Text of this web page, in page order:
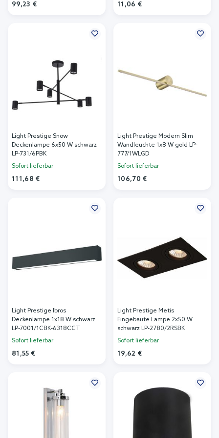
99,23 €
11,06 €
Light Prestige Snow
Deckenlampe 6x50 W schwarz
LP-731/6PBK
Sofort lieferbar
111,68 €
Light Prestige Modern Slim
Wandleuchte 1x8 W gold LP-
777/1WLGD
Sofort lieferbar
106,70 €
Light Prestige Ibros
Deckenlampe 1x18 W schwarz
LP-7001/1CBK-6318CCT
Sofort lieferbar
81,55 €
Light Prestige Metis
Eingebaute Lampe 2x50 W
schwarz LP-2780/2RSBK
Sofort lieferbar
19,62 €